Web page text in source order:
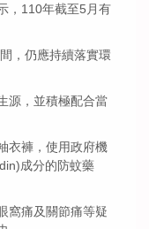
，110年截至5月有
，仍應持續落實環
源，並積極配合當
衣褲，使用政府機
成分的防蚊藥
窩痛及關節痛等疑